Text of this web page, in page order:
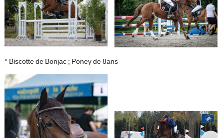
° Biscotte de Bonjac ; Poney de 8ans